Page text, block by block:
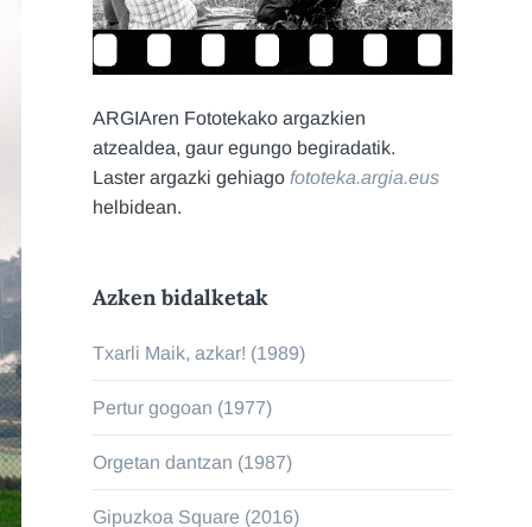
ARGIAren Fototekako argazkien
atzealdea, gaur egungo begiradatik.
Laster argazki gehiago fototeka.argia.eus
helbidean.
Azken bidalketak
Txarli Maik, azkar! (1989)
Pertur gogoan (1977)
Orgetan dantzan (1987)
Gipuzkoa Square (2016)